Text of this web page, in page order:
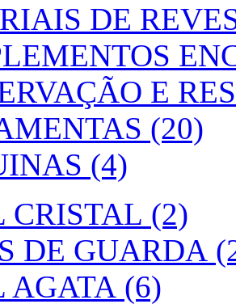
DE
E
(20)
(4)
CRISTAL (2)
DE GUARDA
AGATA (6)